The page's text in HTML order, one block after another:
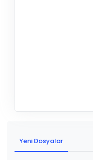
Yeni Dosyalar